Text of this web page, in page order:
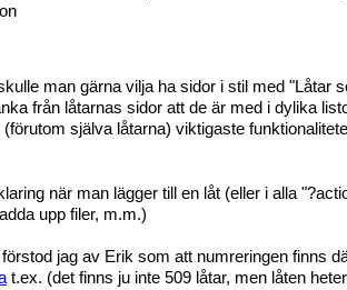
man gärna vilja ha sidor i stil med "Låtar
från låtarnas sidor att de är med i dylika
själva låtarna) viktigaste
när man lägger till en låt (eller i alla
upp filer, m.m.)
jag av Erik som att numreringen finns
t.ex. (det finns ju inte 509 låtar, men låten